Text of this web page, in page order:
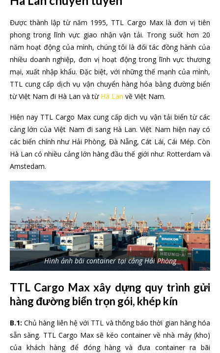
Được thành lập từ năm 1995, TTL Cargo Max là đơn vị tiên
phong trong lĩnh vực giao nhận vận tải. Trong suốt hơn 20
năm hoạt động của mình, chúng tôi là đối tác đồng hành của
nhiều doanh nghiệp, đơn vị hoạt động trong lĩnh vực thương
mại, xuất nhập khẩu. Đặc biệt, với những thế mạnh của mình,
TTL cung cấp dịch vụ vận chuyển hàng hóa bằng đường biển
từ Việt Nam đi Hà Lan và từ Hà Lan về Việt Nam.
Hiện nay TTL Cargo Max cung cấp dịch vụ vận tải biển từ các
cảng lớn của Việt Nam đi sang Hà Lan. Việt Nam hiện nay có
các biển chính như Hải Phòng, Đà Nẵng, Cát Lái, Cái Mép. Còn
Hà Lan có nhiều cảng lớn hàng đầu thế giới như: Rotterdam và
Amstedam.
Hình ảnh bãi container tại cảng Hải Phòng
TTL Cargo Max xây dựng quy trình gửi
hàng đường biển trọn gói, khép kín
B.1: Chủ hàng liên hệ với TTL và thông báo thời gian hàng hóa
sẵn sàng. TTL Cargo Max sẽ kéo container về nhà máy (kho)
của khách hàng để đóng hàng và đưa container ra bãi